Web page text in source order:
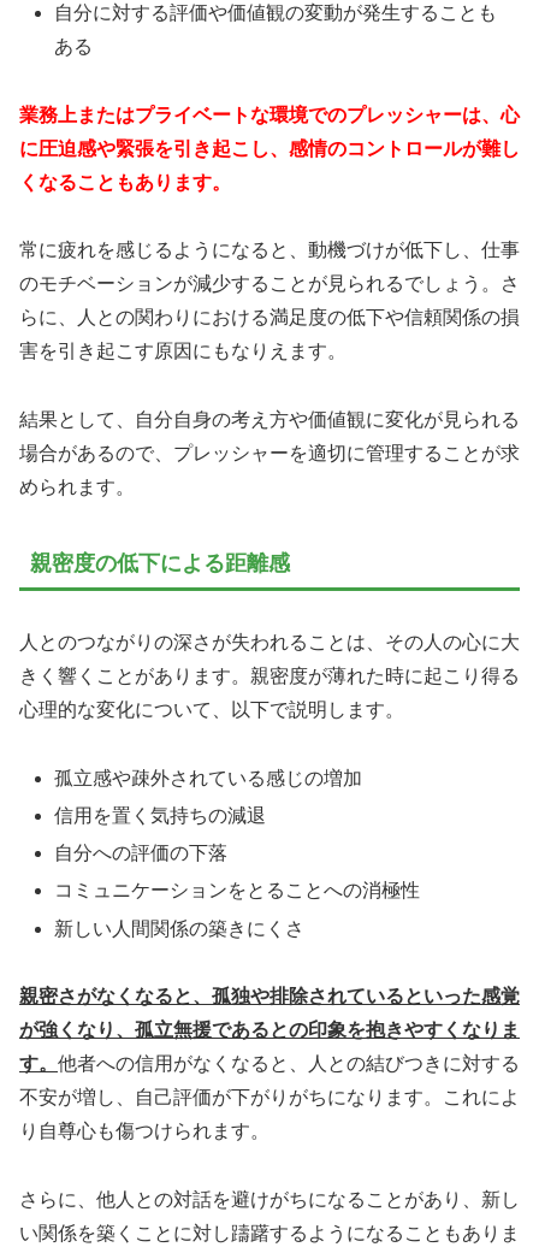
自分に対する評価や価値観の変動が発生することも
ある
業務上またはプライベートな環境でのプレッシャーは、心
に圧迫感や緊張を引き起こし、感情のコントロールが難し
くなることもあります。
常に疲れを感じるようになると、動機づけが低下し、仕事
のモチベーションが減少することが見られるでしょう。さ
らに、人との関わりにおける満足度の低下や信頼関係の損
害を引き起こす原因にもなりえます。
結果として、自分自身の考え方や価値観に変化が見られる
場合があるので、プレッシャーを適切に管理することが求
められます。
親密度の低下による距離感
人とのつながりの深さが失われることは、その人の心に大
きく響くことがあります。親密度が薄れた時に起こり得る
心理的な変化について、以下で説明します。
孤立感や疎外されている感じの増加
信用を置く気持ちの減退
自分への評価の下落
コミュニケーションをとることへの消極性
新しい人間関係の築きにくさ
親密さがなくなると、孤独や排除されているといった感覚
が強くなり、孤立無援であるとの印象を抱きやすくなりま
す。 他者への信用がなくなると、人との結びつきに対する
不安が増し、自己評価が下がりがちになります。これによ
り自尊心も傷つけられます。
さらに、他人との対話を避けがちになることがあり、新し
い関係を築くことに対し躊躇するようになることもありま